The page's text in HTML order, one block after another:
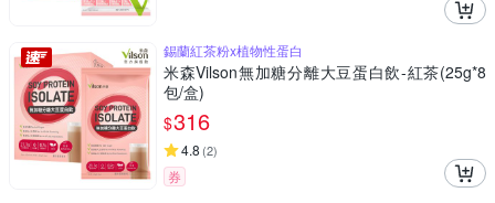
錫蘭紅茶粉x植物性蛋白
米森Vilson無加糖分離大豆蛋白飲-紅茶(25g*8
包/盒)
$316
4.8 (2)
券